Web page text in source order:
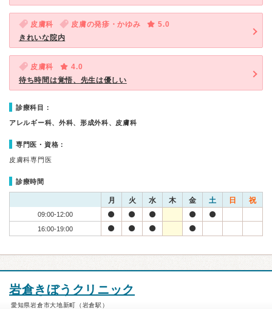
皮膚科 皮膚の発疹・かゆみ
5.0
きれいな院内
皮膚科
4.0
待ち時間は覚悟、先生は優しい
診療科目：
アレルギー科、外科、形成外科、皮膚科
専門医・資格：
皮膚科専門医
診療時間
月 火 水 木 金 土 日 祝
09:00-12:00
16:00-19:00
岩倉きぼうクリニック
愛知県岩倉市大地新町（岩倉駅）